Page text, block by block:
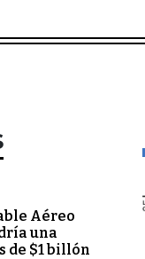
Aéreo
una
de $1 billón